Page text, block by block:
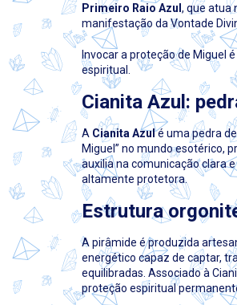
Primeiro Raio Azul , que atua
manifestação da Vontade
Invocar a proteção de Miguel
espiritual.
Cianita Azul:
A Cianita Azulé uma pedra
Miguel” no mundo esotérico,
auxilia na comunicação clara
altamente protetora.
Estrutura
A pirâmide é produzida
energético capaz de captar,
equilibradas. Associado à
proteção espiritual